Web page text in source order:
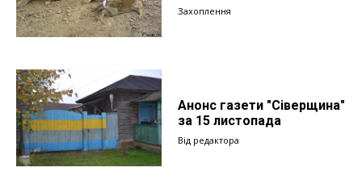
Захоплення
Анонс газети "Сіверщина"
за 15 листопада
Від редактора